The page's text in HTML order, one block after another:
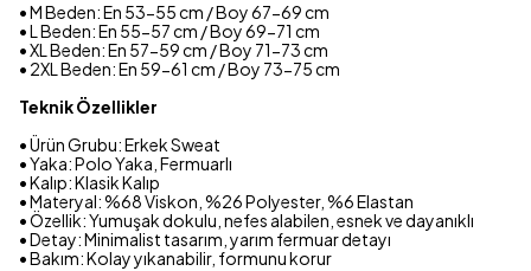
• M Beden: En 53-55 cm / Boy 67-69 cm
• L Beden: En 55-57 cm / Boy 69-71 cm
• XL Beden: En 57-59 cm / Boy 71-73 cm
• 2XL Beden: En 59-61 cm / Boy 73-75 cm
Teknik Özellikler
• Ürün Grubu: Erkek Sweat
• Yaka: Polo Yaka, Fermuarlı
• Kalıp: Klasik Kalıp
• Materyal: %68 Viskon, %26 Polyester, %6 Elastan
• Özellik: Yumuşak dokulu, nefes alabilen, esnek ve dayanıklı
• Detay: Minimalist tasarım, yarım fermuar detayı
• Bakım: Kolay yıkanabilir, formunu korur